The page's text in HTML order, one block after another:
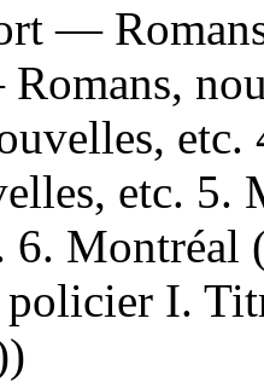
—
etc.
6.
policier I.